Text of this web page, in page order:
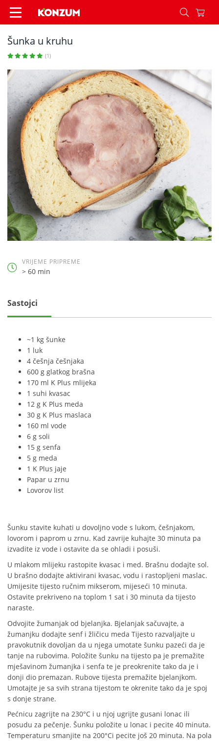
Šunka u kruhu - Recepti - Konzum
Šunka u kruhu
(1)
VRIJEME PRIPREME
> 60 min
Sastojci
~1 kg šunke
1 luk
4 češnja češnjaka
600 g glatkog brašna
170 ml K Plus mlijeka
1 suhi kvasac
12 g K Plus meda
30 g K Plus maslaca
160 ml vode
6 g soli
15 g senfa
5 g meda
1 K Plus jaje
Papar u zrnu
Lovorov list
Šunku stavite kuhati u dovoljno vode s lukom, češnjakom,
lovorom i paprom u zrnu. Kad zavrije kuhajte 30 minuta pa
izvadite iz vode i ostavite da se ohladi i posuši.
U mlakom mlijeku rastopite kvasac i med. Brašnu dodajte sol.
U brašno dodajte aktivirani kvasac, vodu i rastopljeni maslac.
Umijesite tijesto ručnim mikserom, mijeseći 10 minuta.
Ostavite prekriveno na toplom 1 sat i 30 minuta da tijesto
naraste.
Odvojite žumanjak od bjelanjka. Bjelanjak sačuvajte, a
žumanjku dodajte senf i žličicu meda Tijesto razvaljajte u
pravokutnik dovoljan da u njega umotate šunku pazeći da je
tanje na rubovima. Položite šunku na tijesto pa je premažite
mješavinom žumanjka i senfa te je preokrenite tako da je i
donji dio premazan. Rubove tijesta premažite bjelanjkom.
Umotajte je sa svih strana tijestom te okrenite tako da je spoj
s donje strane.
Pećnicu zagrijte na 230°C i u njoj ugrijte gusani lonac ili
posudu za pečenje. Šunku položite u lonac i pecite 40 minuta.
Temperaturu smanjite na 200°Ci pecite još 20 minuta. Na pola